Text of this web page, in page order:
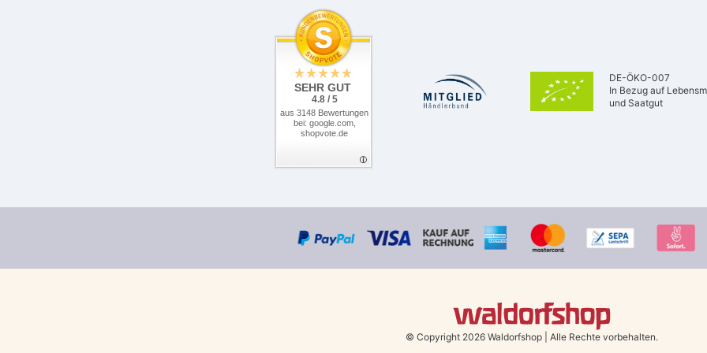
SEHR GUT
4.8 / 5
aus 3148 Bewertungen
bei: google.com,
shopvote.de
DE-ÖKO-007
In Bezug auf
und Saatgut
© Copyright 2026 Waldorfshop Alle Rechte vorbehalten.